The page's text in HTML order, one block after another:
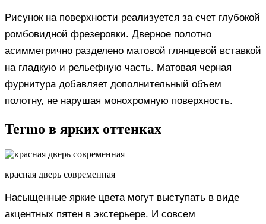
Рисунок на поверхности реализуется за счет глубокой
ромбовидной фрезеровки. Дверное полотно
асимметрично разделено матовой глянцевой вставкой
на гладкую и рельефную часть. Матовая черная
фурнитура добавляет дополнительный объем
полотну, не нарушая монохромную поверхность.
Termo в ярких оттенках
красная дверь современная
Насыщенные яркие цвета могут выступать в виде
акцентных пятен в экстерьере. И совсем